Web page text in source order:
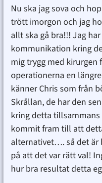
Nu ska jag sova och
trött imorgon och jag
allt ska gå bra!!! Jag
kommunikation kring
mig trygg med kirurgen
operationerna en
känner Chris som från
Skrållan, de har den
kring detta
kommit fram till att
alternativet…. så det är
på att det var rätt val!
hur bra resultat detta